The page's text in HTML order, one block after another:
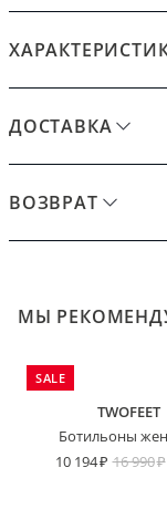
ДОСТАВКА
ВОЗВРАТ
МЫ
SALE
TWOFEET
Ботильоны
10 194
16 990